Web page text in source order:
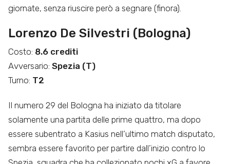
giornate, senza riuscire però a segnare (finora).
Lorenzo De Silvestri (Bologna)
Costo: 8.6 crediti
Avversario: Spezia (T)
Turno: T2
Il numero 29 del Bologna ha iniziato da titolare
solamente una partita delle prime quattro, ma dopo
essere subentrato a Kasius nell’ultimo match disputato,
sembra essere favorito per partire dall’inizio contro lo